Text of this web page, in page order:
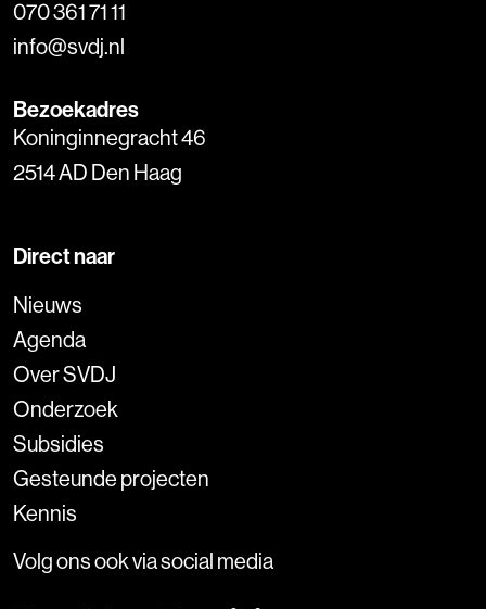
070 361 71 11
info@svdj.nl
Bezoekadres
Koninginnegracht 46
2514 AD Den Haag
Direct naar
Nieuws
Agenda
Over SVDJ
Onderzoek
Subsidies
Gesteunde projecten
Kennis
Volg ons ook via social media